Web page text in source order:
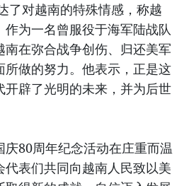
了对越南的特殊情感，称越
为一名曾服役于海军陆战队
在弥合战争创伤、归还美军
做的努力。他表示，正是这
辟了光明的未来，并为后世
80周年纪念活动在庄重而温
表们共同向越南人民致以美